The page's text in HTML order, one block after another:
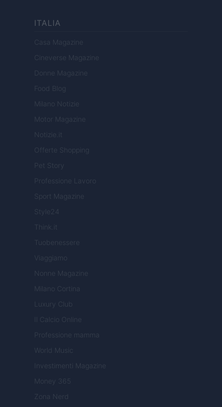
ITALIA
Casa Magazine
Cineverse Magazine
Donne Magazine
Food Blog
Milano Notizie
Motor Magazine
Notizie.it
Offerte Shopping
Pet Story
Professione Lavoro
Sport Magazine
Style24
Think.it
Tuobenessere
Viaggiamo
Nonne Magazine
Milano Cortina
Luxury Club
Il Calcio Online
Professione mamma
World Music
Investimenti Magazine
Money 365
Zona Nerd